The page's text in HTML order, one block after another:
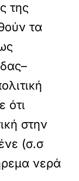
της
τα
ότι
στην
(σ.σ
νερά